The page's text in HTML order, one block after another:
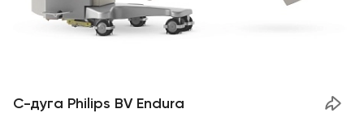
С-дуга Philips BV Endura